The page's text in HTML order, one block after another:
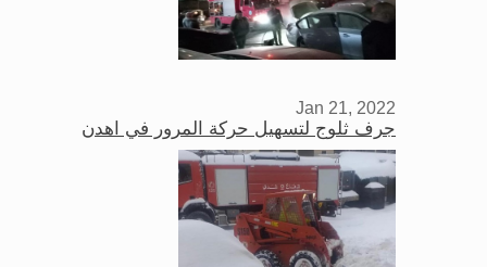
Jan 21, 2022
جرف ثلوج لتسهيل حركة المرور في اهدن